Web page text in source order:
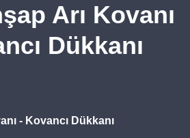
Arı Kovanı
Dükkanı
- Kovancı Dükkanı